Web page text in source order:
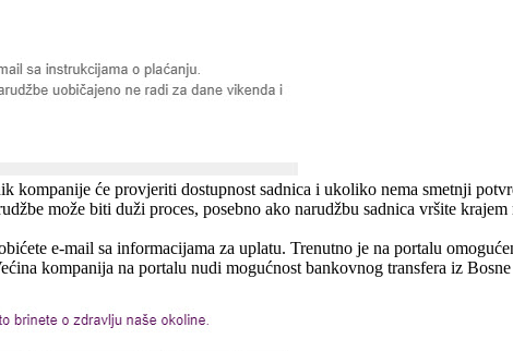
kompanije će provjeriti dostupnost sadnica i ukoliko nema smetnji
može biti duži proces, posebno ako narudžbu sadnica vršite
e-mail sa informacijama za uplatu. Trenutno je na portalu
kompanija na portalu nudi mogućnost bankovnog transfera iz